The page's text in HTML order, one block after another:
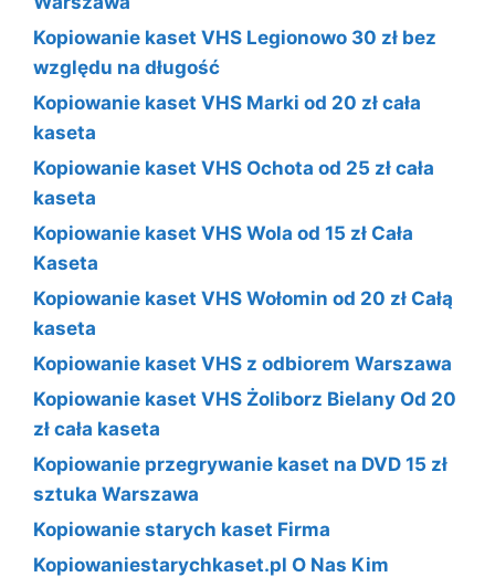
Kopiowanie kaset VHS Legionowo 30 zł bez
względu na długość
Kopiowanie kaset VHS Marki od 20 zł cała
kaseta
Kopiowanie kaset VHS Ochota od 25 zł cała
kaseta
Kopiowanie kaset VHS Wola od 15 zł Cała
Kaseta
Kopiowanie kaset VHS Wołomin od 20 zł Całą
kaseta
Kopiowanie kaset VHS z odbiorem Warszawa
Kopiowanie kaset VHS Żoliborz Bielany Od 20
zł cała kaseta
Kopiowanie przegrywanie kaset na DVD 15 zł
sztuka Warszawa
Kopiowanie starych kaset Firma
Kopiowaniestarychkaset.pl O Nas Kim